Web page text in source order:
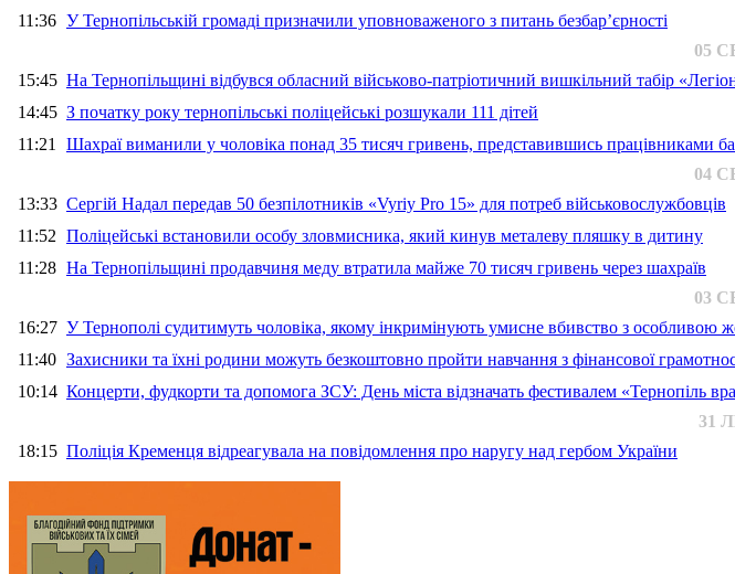
11:36 У Тернопільській громаді призначили уповноваженого з питань безбар’єрності
05
15:45 На Тернопільщині відбувся обласний військово-патріотичний вишкільний табір
14:45 З початку року тернопільські поліцейські розшукали 111 дітей
11:21 Шахраї виманили у чоловіка понад 35 тисяч гривень, представившись працівниками
04
13:33 Сергій Надал передав 50 безпілотників «Vyriy Pro 15» для потреб військовослужбовців
11:52 Поліцейські встановили особу зловмисника, який кинув металеву пляшку в дитину
11:28 На Тернопільщині продавчиня меду втратила майже 70 тисяч гривень через шахраїв
03
16:27 У Тернополі судитимуть чоловіка, якому інкримінують умисне вбивство з особливою
11:40 Захисники та їхні родини можуть безкоштовно пройти навчання з фінансової
10:14 Концерти, фудкорти та допомога ЗСУ: День міста відзначать фестивалем «Тернопіль
31
18:15 Поліція Кременця відреагувала на повідомлення про наругу над гербом України